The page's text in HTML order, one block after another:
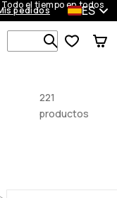
Todo el tiempo en todos
pedidos ES
Busca en
Filtrar y ordenar
221
productos